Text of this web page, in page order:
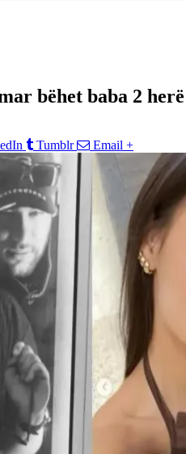
bëhet baba 2
Tumblr Email +